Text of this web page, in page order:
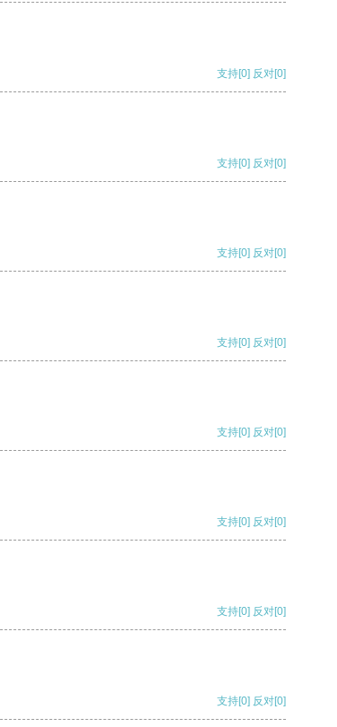
支持[0] 反对[0]
支持[0] 反对[0]
支持[0] 反对[0]
支持[0] 反对[0]
支持[0] 反对[0]
支持[0] 反对[0]
支持[0] 反对[0]
支持[0] 反对[0]